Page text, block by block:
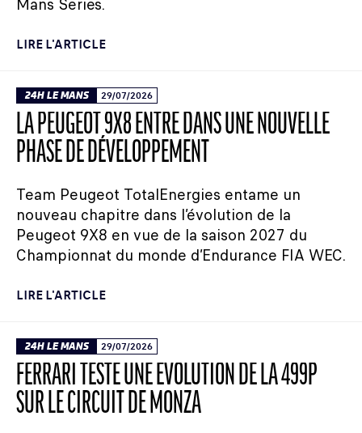
Mans Series.
LIRE L'ARTICLE
24H LE MANS 29/07/2026
LA PEUGEOT 9X8 ENTRE DANS UNE NOUVELLE
PHASE DE DÉVELOPPEMENT
Team Peugeot TotalEnergies entame un
nouveau chapitre dans l’évolution de la
Peugeot 9X8 en vue de la saison 2027 du
Championnat du monde d’Endurance FIA WEC.
LIRE L'ARTICLE
24H LE MANS 29/07/2026
FERRARI TESTE UNE ÉVOLUTION DE LA 499P
SUR LE CIRCUIT DE MONZA